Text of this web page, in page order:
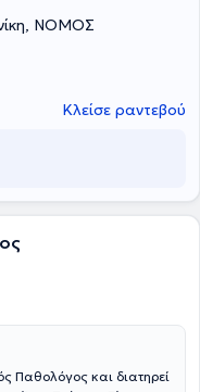
ΝΟΜΟΣ
Κλείσε ραντεβού
Παθολόγος και διατηρεί